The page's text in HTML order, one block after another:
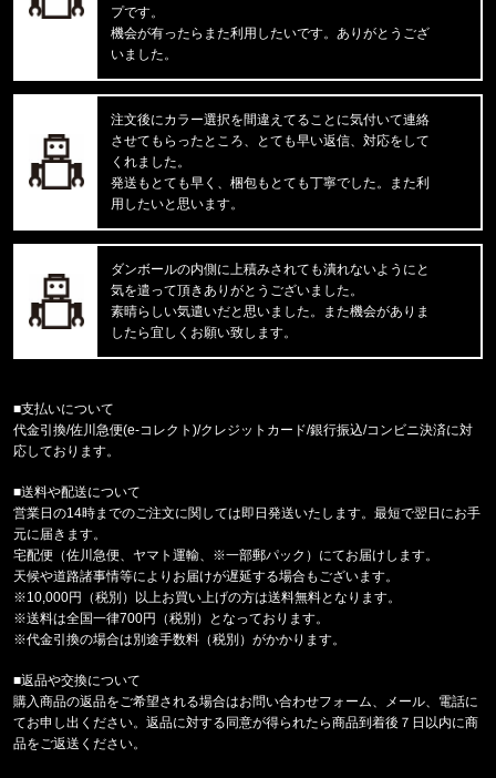
東京都のお客様ご注文ありがとうございます。
mnml/ミニマル
東京都のお客様ご注文ありがとうございます。
CARHARTT/カーハート
M IRVINE RELAXED BLOCK CA
東京都のお客様ご注文ありがとうございます。
reversal/リバーサル
福岡県のお客様ご注文ありがとうございます。
COLUMBIA/コロンビア
福岡県のお客様ご注文ありがとうございます。
CALVIN KLEIN/カルバンクライン
福岡県のお客様ご注文ありがとうございます。
COLUMBIA/コロンビア
福岡県のお客様ご注文ありがとうございます。
47 Brand/フォーティーセブンブランド
'47 クリーンナップ キャップ ヤンキ
福岡県のお客様ご注文ありがとうございます。
THE NORTH FACE/ノースフェイス
M CAMPING RELAXED SHORT S
プです。
機会が有ったらまた利用したいです。ありがとうござ
いました。
注文後にカラー選択を間違えてることに気付いて連絡
させてもらったところ、とても早い返信、対応をして
くれました。
発送もとても早く、梱包もとても丁寧でした。また利
用したいと思います。
ダンボールの内側に上積みされても潰れないようにと
気を遣って頂きありがとうございました。
素晴らしい気遣いだと思いました。また機会がありま
したら宜しくお願い致します。
■支払いについて
代金引換/佐川急便(e-コレクト)/クレジットカード/銀行振込/コンビニ決済に対
応しております。
■送料や配送について
営業日の14時までのご注文に関しては即日発送いたします。最短で翌日にお手
元に届きます。
宅配便（佐川急便、ヤマト運輸、※一部郵パック）にてお届けします。
天候や道路諸事情等によりお届けが遅延する場合もございます。
※10,000円（税別）以上お買い上げの方は送料無料となります。
※送料は全国一律700円（税別）となっております。
※代金引換の場合は別途手数料（税別）がかかります。
■返品や交換について
購入商品の返品をご希望される場合はお問い合わせフォーム、メール、電話に
てお申し出ください。返品に対する同意が得られたら商品到着後７日以内に商
品をご返送ください。